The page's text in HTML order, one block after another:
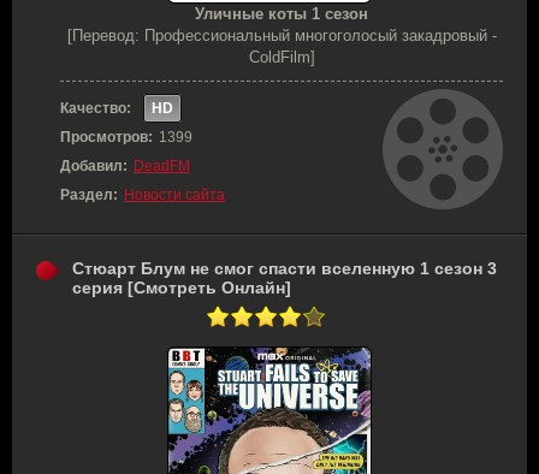
Уличные коты 1 сезон
[Перевод: Профессиональный многоголосый закадровый -
ColdFilm]
Качество:
HD
Просмотров: 1399
Добавил: DeadFM
Раздел: Новости сайта
Стюарт Блум не смог спасти вселенную 1 сезон 3
серия [Смотреть Онлайн]